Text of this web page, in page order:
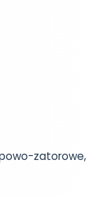
zatorowe,